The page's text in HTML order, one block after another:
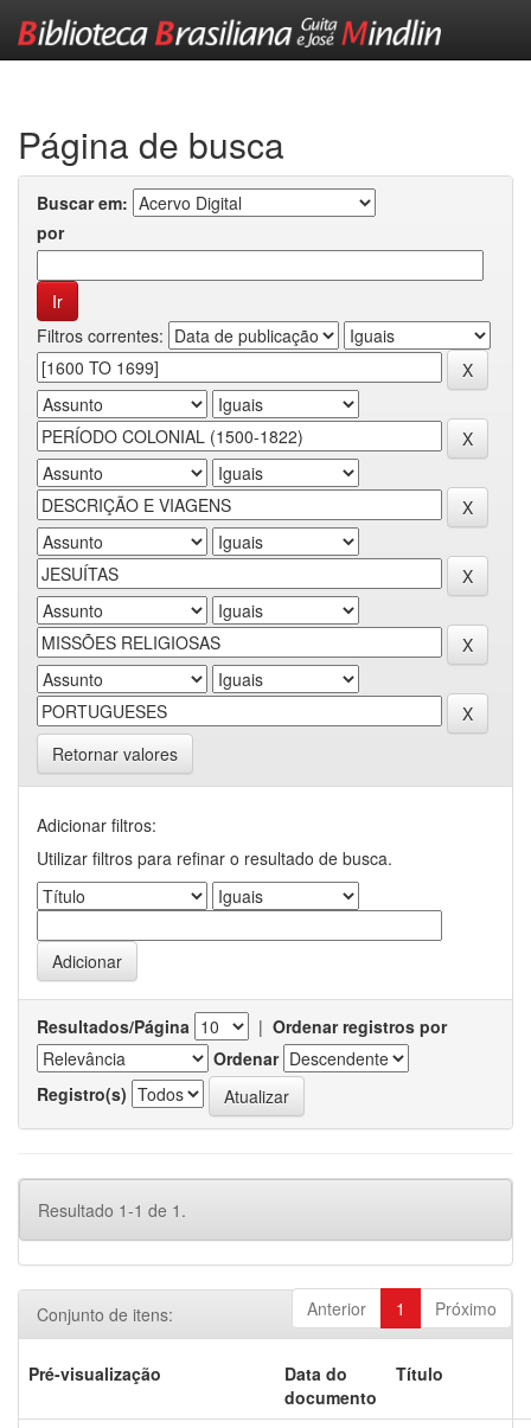
Página de busca
Buscar em:
por
Filtros correntes:
Retornar valores
Adicionar filtros:
Utilizar filtros para refinar o resultado de busca.
Resultados/Página | Ordenar registros por
Ordenar
Registro(s)
Resultado 1-1 de 1.
Anterior 1 Próximo
Conjunto de itens:
Pré-visualização
Data do
documento
Título